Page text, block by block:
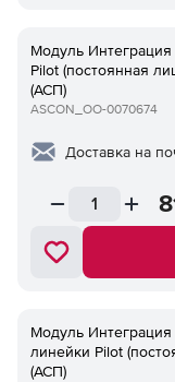
Модуль
Pilot (постоянная
(АСП)
ASCON_ОО-0070674
Доставка на
Модуль
линейки Pilot
(АСП)